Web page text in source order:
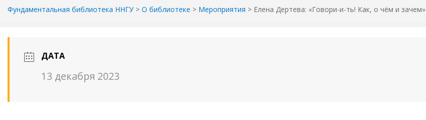
Фундаментальная библиотека ННГУ > О библиотеке > Мероприятия > Елена Дертева: «Говори-и-ть! Как, о чём и зачем»
ДАТА
13 декабря 2023